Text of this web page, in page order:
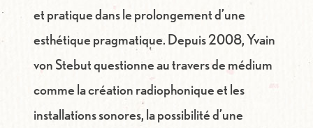
et pratique dans le prolongement d’une
esthétique pragmatique. Depuis 2008, Yvain
von Stebut questionne au travers de médium
comme la création radiophonique et les
installations sonores, la possibilité d’une